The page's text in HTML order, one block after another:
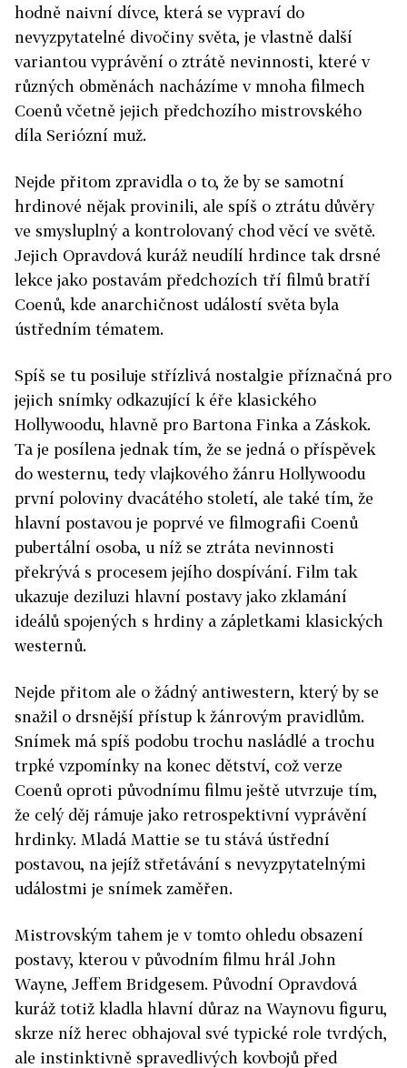
hodně naivní dívce, která se vypraví do
nevyzpytatelné divočiny světa, je vlastně další
variantou vyprávění o ztrátě nevinnosti, které v
různých obměnách nacházíme v mnoha filmech
Coenů včetně jejich předchozího mistrovského
díla Seriózní muž.
Nejde přitom zpravidla o to, že by se samotní
hrdinové nějak provinili, ale spíš o ztrátu důvěry
ve smysluplný a kontrolovaný chod věcí ve světě.
Jejich Opravdová kuráž neudílí hrdince tak drsné
lekce jako postavám předchozích tří filmů bratří
Coenů, kde anarchičnost událostí světa byla
ústředním tématem.
Spíš se tu posiluje střízlivá nostalgie příznačná pro
jejich snímky odkazující k éře klasického
Hollywoodu, hlavně pro Bartona Finka a Záskok.
Ta je posílena jednak tím, že se jedná o příspěvek
do westernu, tedy vlajkového žánru Hollywoodu
první poloviny dvacátého století, ale také tím, že
hlavní postavou je poprvé ve filmografii Coenů
pubertální osoba, u níž se ztráta nevinnosti
překrývá s procesem jejího dospívání. Film tak
ukazuje deziluzi hlavní postavy jako zklamání
ideálů spojených s hrdiny a zápletkami klasických
westernů.
Nejde přitom ale o žádný antiwestern, který by se
snažil o drsnější přístup k žánrovým pravidlům.
Snímek má spíš podobu trochu nasládlé a trochu
trpké vzpomínky na konec dětství, což verze
Coenů oproti původnímu filmu ještě utvrzuje tím,
že celý děj rámuje jako retrospektivní vyprávění
hrdinky. Mladá Mattie se tu stává ústřední
postavou, na jejíž střetávání s nevyzpytatelnými
událostmi je snímek zaměřen.
Mistrovským tahem je v tomto ohledu obsazení
postavy, kterou v původním filmu hrál John
Wayne, Jeffem Bridgesem. Původní Opravdová
kuráž totiž kladla hlavní důraz na Waynovu figuru,
skrze níž herec obhajoval své typické role tvrdých,
ale instinktivně spravedlivých kovbojů před